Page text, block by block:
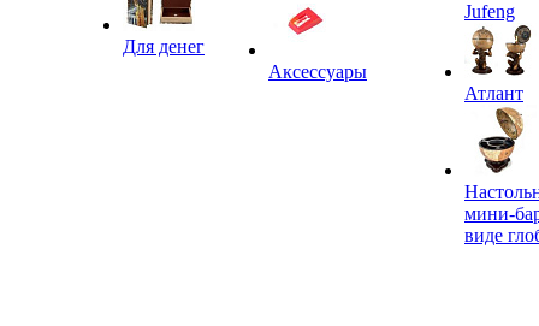
Для денег
Аксессуары
Jufeng
Атлант
мини-
виде